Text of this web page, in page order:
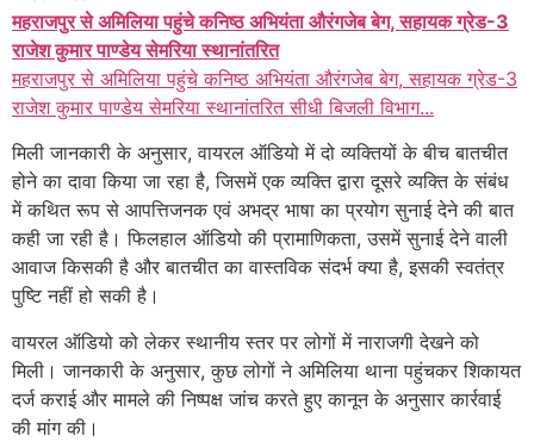
महराजपुर से अमिलिया पहुंचे कनिष्ठ अभियंता औरंगजेब बेग, सहायक ग्रेड-3
राजेश कुमार पाण्डेय सेमरिया स्थानांतरित
महराजपुर से अमिलिया पहुंचे कनिष्ठ अभियंता औरंगजेब बेग, सहायक ग्रेड-3
राजेश कुमार पाण्डेय सेमरिया स्थानांतरित सीधी बिजली विभाग...
मिली जानकारी के अनुसार, वायरल ऑडियो में दो व्यक्तियों के बीच बातचीत
होने का दावा किया जा रहा है, जिसमें एक व्यक्ति द्वारा दूसरे व्यक्ति के संबंध
में कथित रूप से आपत्तिजनक एवं अभद्र भाषा का प्रयोग सुनाई देने की बात
कही जा रही है। फिलहाल ऑडियो की प्रामाणिकता, उसमें सुनाई देने वाली
आवाज किसकी है और बातचीत का वास्तविक संदर्भ क्या है, इसकी स्वतंत्र
पुष्टि नहीं हो सकी है।
वायरल ऑडियो को लेकर स्थानीय स्तर पर लोगों में नाराजगी देखने को
मिली। जानकारी के अनुसार, कुछ लोगों ने अमिलिया थाना पहुंचकर शिकायत
दर्ज कराई और मामले की निष्पक्ष जांच करते हुए कानून के अनुसार कार्रवाई
की मांग की।